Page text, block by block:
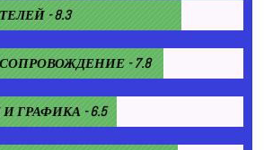
- 8.3
- 7.8
ГРАФИКА - 6.5